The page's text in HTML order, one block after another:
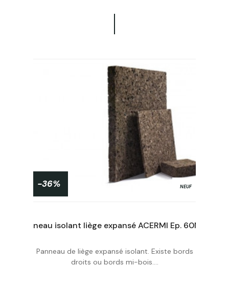
Acheter
-36% NEUF
Panneau de liège expansé isolant. Existe bords
droits ou bords mi-bois....